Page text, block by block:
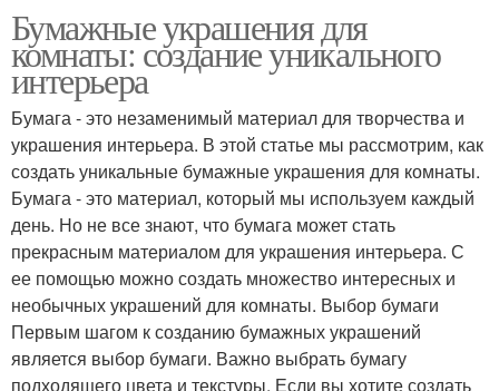
Бумажные украшения для
комнаты: создание уникального
интерьера
Бумага - это незаменимый материал для творчества и
украшения интерьера. В этой статье мы рассмотрим, как
создать уникальные бумажные украшения для комнаты.
Бумага - это материал, который мы используем каждый
день. Но не все знают, что бумага может стать
прекрасным материалом для украшения интерьера. С
ее помощью можно создать множество интересных и
необычных украшений для комнаты. Выбор бумаги
Первым шагом к созданию бумажных украшений
является выбор бумаги. Важно выбрать бумагу
подходящего цвета и текстуры. Если вы хотите создать